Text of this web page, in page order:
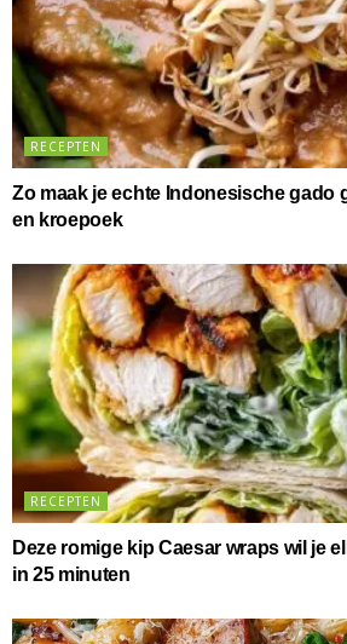
RECEPTEN
Zo maak je echte Indonesische gado
en kroepoek
RECEPTEN
Deze romige kip Caesar wraps wil je
in 25 minuten